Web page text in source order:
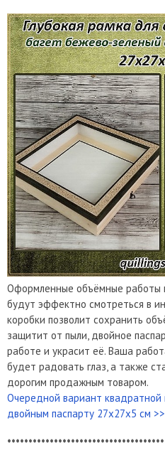
Оформленные объёмные работы
будут эффектно смотреться в
коробки позволит сохранить
защитит от пыли, двойное
работе и украсит её. Ваша
будет радовать глаз, а также
дорогим продажным товаром.
Очередной вариант квадратной
двойным паспарту 27х27х5 см >>